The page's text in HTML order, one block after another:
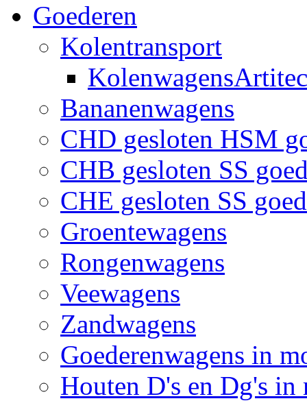
Goederen
Kolentransport
KolenwagensArtitec
Bananenwagens
CHD gesloten HSM
CHB gesloten SS
CHE gesloten SS
Groentewagens
Rongenwagens
Veewagens
Zandwagens
Goederenwagens in
Houten D's en Dg's in